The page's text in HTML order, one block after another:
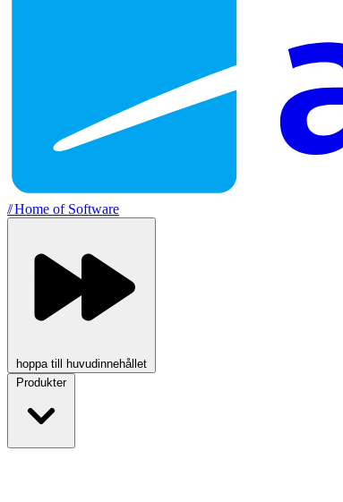
//Home of Software
hoppa till huvudinnehållet
Produkter